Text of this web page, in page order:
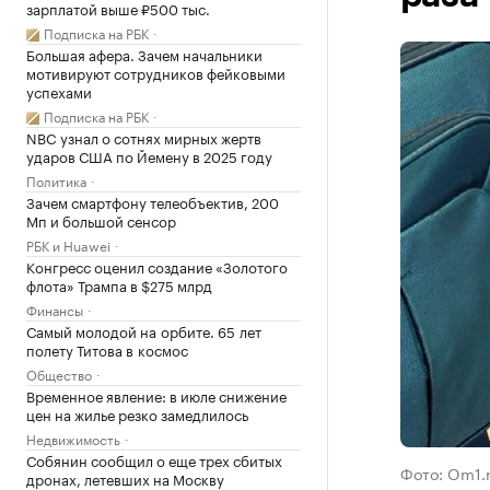
зарплатой выше ₽500 тыс.
Подписка на РБК
Большая афера. Зачем начальники
мотивируют сотрудников фейковыми
успехами
Подписка на РБК
NBC узнал о сотнях мирных жертв
ударов США по Йемену в 2025 году
Политика
Зачем смартфону телеобъектив, 200
Мп и большой сенсор
РБК и Huawei
Конгресс оценил создание «Золотого
флота» Трампа в $275 млрд
Финансы
Самый молодой на орбите. 65 лет
полету Титова в космос
Общество
Временное явление: в июле снижение
цен на жилье резко замедлилось
Недвижимость
Собянин сообщил о еще трех сбитых
дронах, летевших на Москву
Фото: